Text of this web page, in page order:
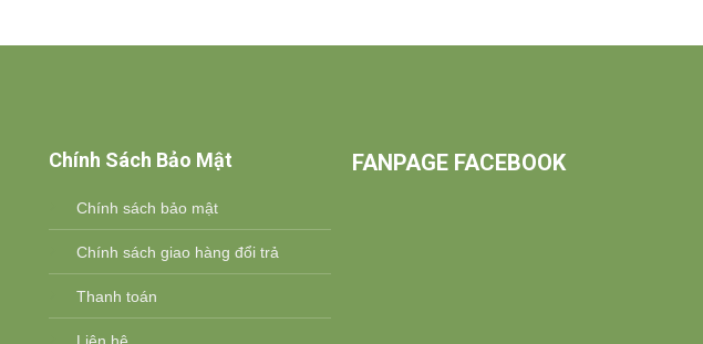
Chính Sách Bảo Mật
Chính sách bảo mật
Chính sách giao hàng đổi trả
Thanh toán
FANPAGE FACEBOOK